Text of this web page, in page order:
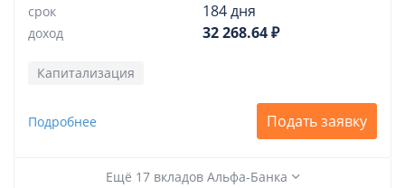
184 дня
срок
32 268.64 ₽
доход
Капитализация
Подробнее Подать заявку
Ещё 17 вкладов Альфа-Банка